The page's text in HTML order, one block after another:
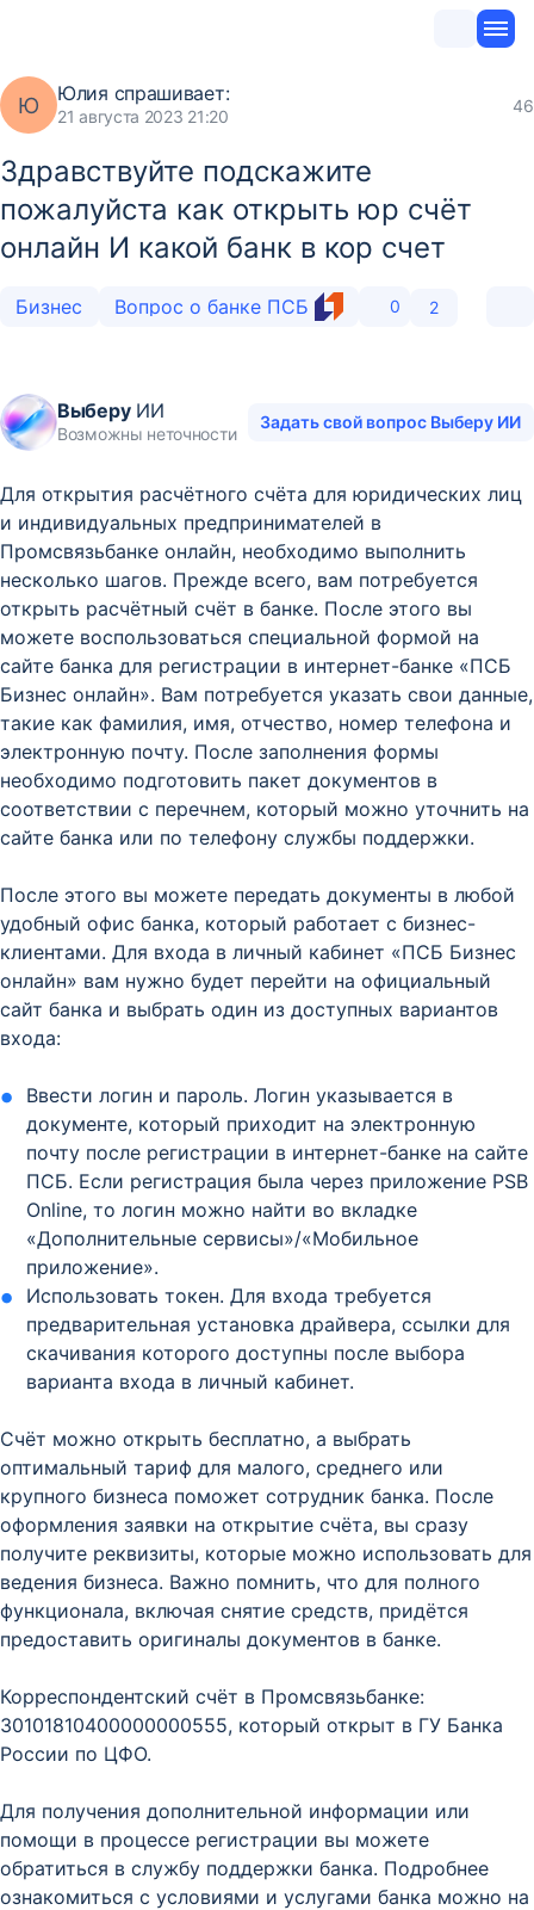
Ю Юлия спрашивает:
21 августа 2023 21:20
46
Здравствуйте подскажите
пожалуйста как открыть юр счёт
онлайн И какой банк в кор счет
Бизнес Вопрос о банке ПСБ 0 2
ВыберуИИ
Возможны неточности
Задать свой вопрос Выберу ИИ
Для открытия расчётного счёта для юридических лиц
и индивидуальных предпринимателей в
Промсвязьбанке онлайн, необходимо выполнить
несколько шагов. Прежде всего, вам потребуется
открыть расчётный счёт в банке. После этого вы
можете воспользоваться специальной формой на
сайте банка для регистрации в интернет-банке «ПСБ
Бизнес онлайн». Вам потребуется указать свои данные,
такие как фамилия, имя, отчество, номер телефона и
электронную почту. После заполнения формы
необходимо подготовить пакет документов в
соответствии с перечнем, который можно уточнить на
сайте банка или по телефону службы поддержки.
После этого вы можете передать документы в любой
удобный офис банка, который работает с бизнес-
клиентами. Для входа в личный кабинет «ПСБ Бизнес
онлайн» вам нужно будет перейти на официальный
сайт банка и выбрать один из доступных вариантов
входа:
Ввести логин и пароль. Логин указывается в
документе, который приходит на электронную
почту после регистрации в интернет-банке на сайте
ПСБ. Если регистрация была через приложение PSB
Online, то логин можно найти во вкладке
«Дополнительные сервисы»/«Мобильное
приложение».
Использовать токен. Для входа требуется
предварительная установка драйвера, ссылки для
скачивания которого доступны после выбора
варианта входа в личный кабинет.
Счёт можно открыть бесплатно, а выбрать
оптимальный тариф для малого, среднего или
крупного бизнеса поможет сотрудник банка. После
оформления заявки на открытие счёта, вы сразу
получите реквизиты, которые можно использовать для
ведения бизнеса. Важно помнить, что для полного
функционала, включая снятие средств, придётся
предоставить оригиналы документов в банке.
Корреспондентский счёт в Промсвязьбанке:
30101810400000000555, который открыт в ГУ Банка
России по ЦФО.
Для получения дополнительной информации или
помощи в процессе регистрации вы можете
обратиться в службу поддержки банка. Подробнее
ознакомиться с условиями и услугами банка можно на